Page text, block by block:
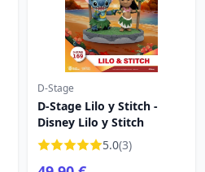
D-Stage
D-Stage Lilo y Stitch -
Disney Lilo y Stitch
5.0(3)